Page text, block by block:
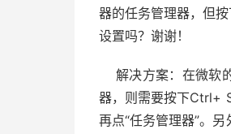
器的任务管理器，但
设置吗？谢谢！
解决方案：在微软
器，则需要按下Ctrl+
再点“任务管理器”。